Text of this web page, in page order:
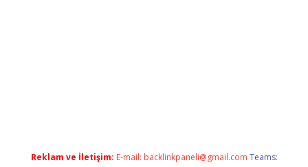
Reklam ve İletişim: E-mail: backlinkpaneli@gmail.com Teams: